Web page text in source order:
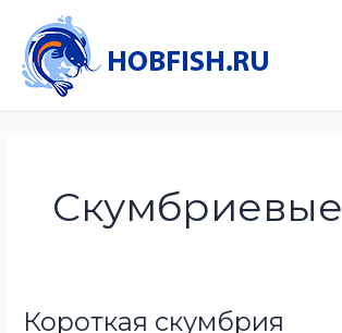
содержимому
Скумбриевые
Короткая скумбрия